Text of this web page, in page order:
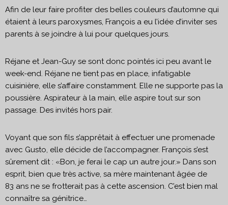
Afin de leur faire profiter des belles couleurs d’automne qui
étaient à leurs paroxysmes, François a eu l’idée d’inviter ses
parents à se joindre à lui pour quelques jours.
Réjane et Jean-Guy se sont donc pointés ici peu avant le
week-end. Réjane ne tient pas en place, infatigable
cuisinière, elle s’affaire constamment. Elle ne supporte pas la
poussière. Aspirateur à la main, elle aspire tout sur son
passage. Des invités hors pair.
Voyant que son fils s’apprêtait à effectuer une promenade
avec Gusto, elle décide de l’accompagner. François s’est
sûrement dit : «Bon, je ferai le cap un autre jour.» Dans son
esprit, bien que très active, sa mère maintenant âgée de
83 ans ne se frotterait pas à cette ascension. C’est bien mal
connaître sa génitrice…